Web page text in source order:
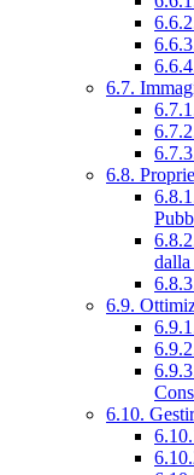
6.7.
6.8.
6.9.
6.10.